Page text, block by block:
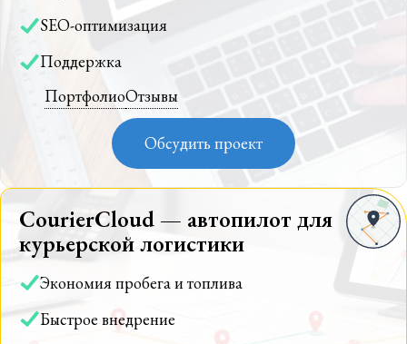
SEO-оптимизация
Поддержка
ПортфолиоОтзывы
Обсудить проект
CourierCloud — автопилот для
курьерской логистики
Экономия пробега и топлива
Быстрое внедрение